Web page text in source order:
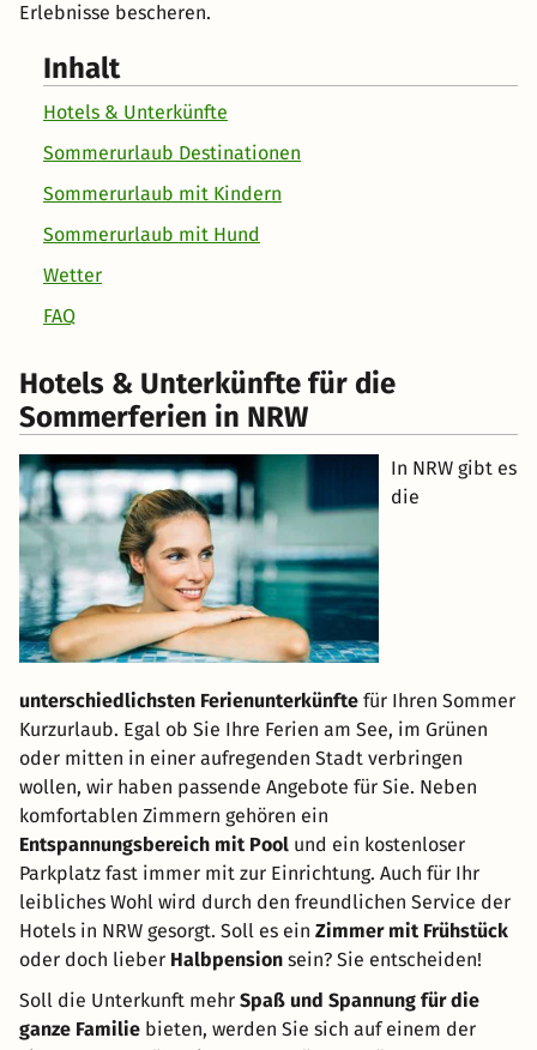
Erlebnisse bescheren.
Inhalt
Hotels & Unterkünfte
Sommerurlaub Destinationen
Sommerurlaub mit Kindern
Sommerurlaub mit Hund
Wetter
FAQ
Hotels & Unterkünfte für die
Sommerferien in NRW
In NRW gibt es
die
unterschiedlichsten Ferienunterkünfte für Ihren Sommer
Kurzurlaub. Egal ob Sie Ihre Ferien am See, im Grünen
oder mitten in einer aufregenden Stadt verbringen
wollen, wir haben passende Angebote für Sie. Neben
komfortablen Zimmern gehören ein
Entspannungsbereich mit Pool und ein kostenloser
Parkplatz fast immer mit zur Einrichtung. Auch für Ihr
leibliches Wohl wird durch den freundlichen Service der
Hotels in NRW gesorgt. Soll es ein Zimmer mit Frühstück
oder doch lieber Halbpension sein? Sie entscheiden!
Soll die Unterkunft mehr Spaß und Spannung für die
ganze Familie bieten, werden Sie sich auf einem der